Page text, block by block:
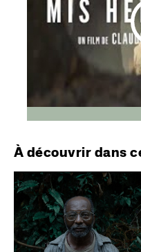
À découvrir dans
Image